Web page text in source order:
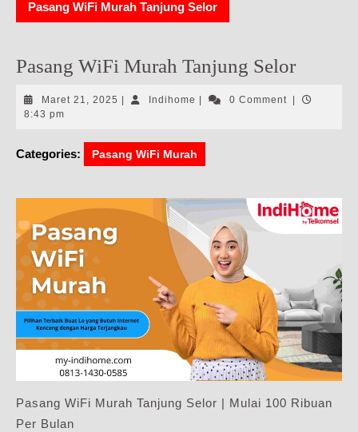
Pasang WiFi Murah Tanjung Selor
Pasang WiFi Murah Tanjung Selor
Maret 21, 2025 Maret
Indihome Indihome0 Comment
8:43 pm
Categories: Pasang WiFi Murah
Pasang WiFi Murah Tanjung Selor | Mulai 100 Ribuan
Per Bulan